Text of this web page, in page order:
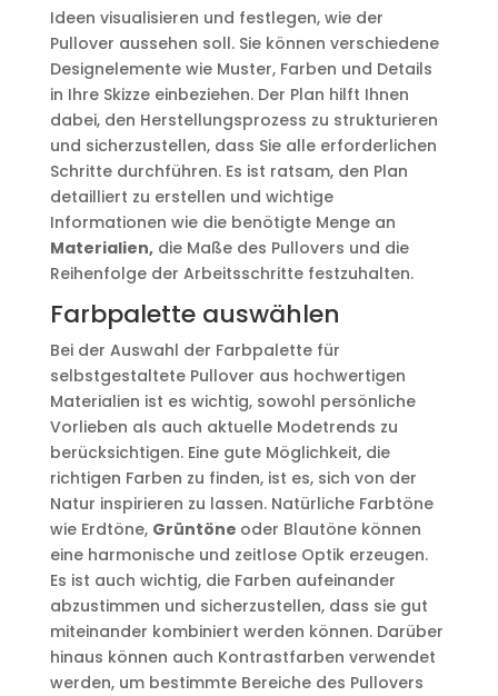
Ideen visualisieren und festlegen, wie der
Pullover aussehen soll. Sie können verschiedene
Designelemente wie Muster, Farben und Details
in Ihre Skizze einbeziehen. Der Plan hilft Ihnen
dabei, den Herstellungsprozess zu strukturieren
und sicherzustellen, dass Sie alle erforderlichen
Schritte durchführen. Es ist ratsam, den Plan
detailliert zu erstellen und wichtige
Informationen wie die benötigte Menge an
Materialien,die Maße des Pullovers und die
Reihenfolge der Arbeitsschritte festzuhalten.
Farbpalette auswählen
Bei der Auswahl der Farbpalette für
selbstgestaltete Pullover aus hochwertigen
Materialien ist es wichtig, sowohl persönliche
Vorlieben als auch aktuelle Modetrends zu
berücksichtigen. Eine gute Möglichkeit, die
richtigen Farben zu finden, ist es, sich von der
Natur inspirieren zu lassen. Natürliche Farbtöne
wie Erdtöne, Grüntöne oder Blautöne können
eine harmonische und zeitlose Optik erzeugen.
Es ist auch wichtig, die Farben aufeinander
abzustimmen und sicherzustellen, dass sie gut
miteinander kombiniert werden können. Darüber
hinaus können auch Kontrastfarben verwendet
werden, um bestimmte Bereiche des Pullovers